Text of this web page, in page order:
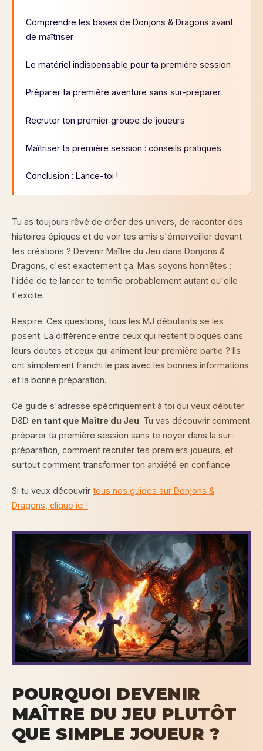
Comprendre les bases de Donjons & Dragons avant
de maîtriser
Le matériel indispensable pour ta première session
Préparer ta première aventure sans sur-préparer
Recruter ton premier groupe de joueurs
Maîtriser ta première session : conseils pratiques
Conclusion : Lance-toi !
Tu as toujours rêvé de créer des univers, de raconter des
histoires épiques et de voir tes amis s'émerveiller devant
tes créations ? Devenir Maître du Jeu dans Donjons &
Dragons, c'est exactement ça. Mais soyons honnêtes :
l'idée de te lancer te terrifie probablement autant qu'elle
t'excite.
Respire. Ces questions, tous les MJ débutants se les
posent. La différence entre ceux qui restent bloqués dans
leurs doutes et ceux qui animent leur première partie ? Ils
ont simplement franchi le pas avec les bonnes informations
et la bonne préparation.
Ce guide s'adresse spécifiquement à toi qui veux débuter
D&D en tant que Maître du Jeu. Tu vas découvrir comment
préparer ta première session sans te noyer dans la sur-
préparation, comment recruter tes premiers joueurs, et
surtout comment transformer ton anxiété en confiance.
Si tu veux découvrir tous nos guides sur Donjons &
Dragons, clique ici !
POURQUOI DEVENIR
MAÎTRE DU JEU PLUTÔT
QUE SIMPLE JOUEUR ?